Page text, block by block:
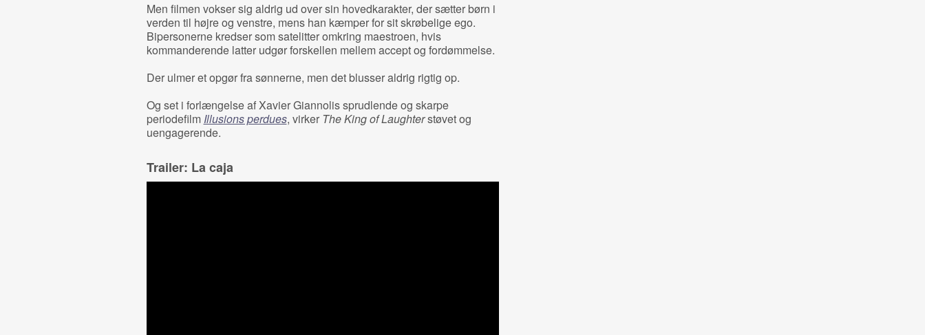
Men filmen vokser sig aldrig ud over sin hovedkarakter, der sætter børn i
verden til højre og venstre, mens han kæmper for sit skrøbelige ego.
Bipersonerne kredser som satelitter omkring maestroen, hvis
kommanderende latter udgør forskellen mellem accept og fordømmelse.
Der ulmer et opgør fra sønnerne, men det blusser aldrig rigtig op.
Og set i forlængelse af Xavier Giannolis sprudlende og skarpe
periodefilm Illusions perdues, virker The King of Laughterstøvet og
uengagerende.
Trailer: La caja